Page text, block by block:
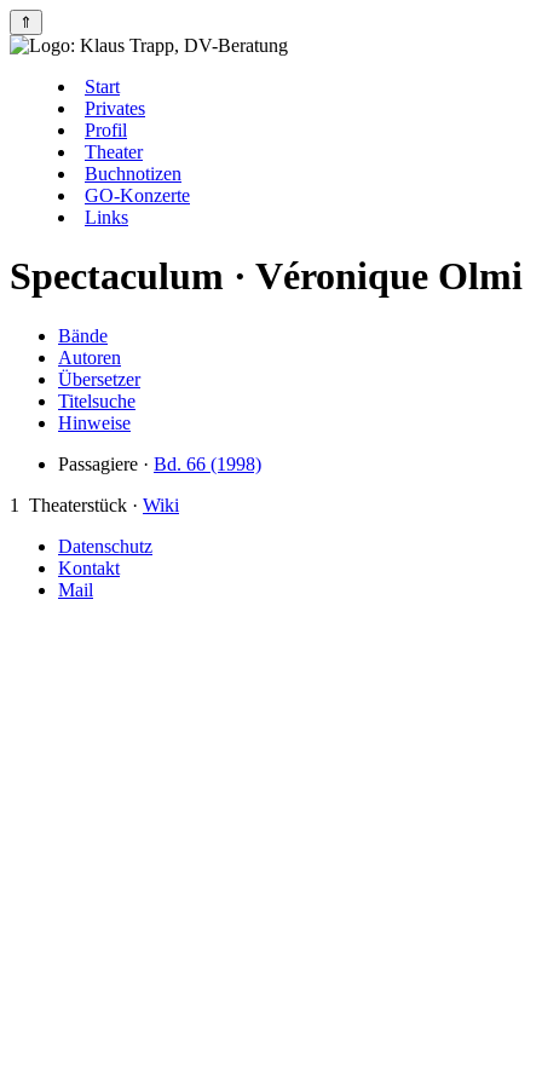
⇑
Start
Privates
Profil
Theater
Buchnotizen
GO-Konzerte
Links
Spectaculum · Véronique Olmi
Bände
Autoren
Übersetzer
Titelsuche
Hinweise
Passagiere · Bd. 66 (1998)
1
Theaterstück · Wiki
Datenschutz
Kontakt
Mail